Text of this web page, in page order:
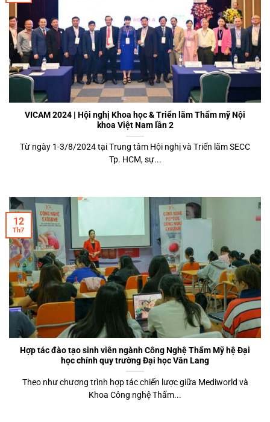
VICAM 2024 | Hội nghị Khoa học & Triển lãm Thẩm mỹ Nội
khoa Việt Nam lần 2
Từ ngày 1-3/8/2024 tại Trung tâm Hội nghị và Triển lãm SECC
Tp. HCM, sự...
Hợp tác đào tạo sinh viên ngành Công Nghệ Thẩm Mỹ hệ Đại
học chính quy trường Đại học Văn Lang
Theo như chương trình hợp tác chiến lược giữa Mediworld và
Khoa Công nghệ Thẩm...
12
Th7